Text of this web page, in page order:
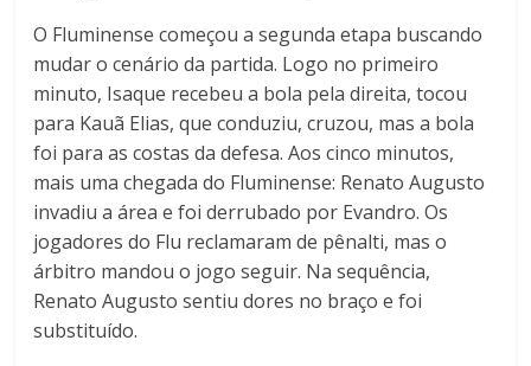
O Fluminense começou a segunda etapa buscando
mudar o cenário da partida. Logo no primeiro
minuto, Isaque recebeu a bola pela direita, tocou
para Kauã Elias, que conduziu, cruzou, mas a bola
foi para as costas da defesa. Aos cinco minutos,
mais uma chegada do Fluminense: Renato Augusto
invadiu a área e foi derrubado por Evandro. Os
jogadores do Flu reclamaram de pênalti, mas o
árbitro mandou o jogo seguir. Na sequência,
Renato Augusto sentiu dores no braço e foi
substituído.